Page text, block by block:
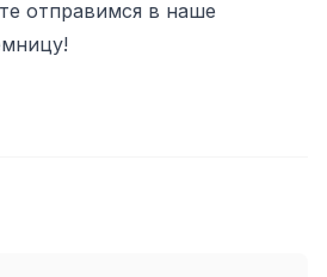
отправимся в наше